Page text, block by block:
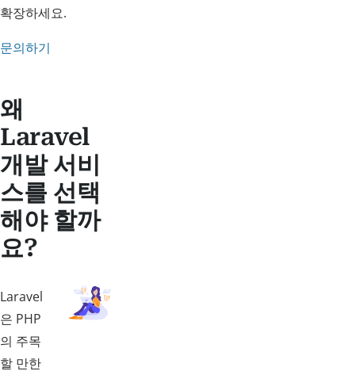
확장하세요.
문의하기
왜
Laravel
개발 서비
스를 선택
해야 할까
요?
Laravel
은 PHP
의 주목
할 만한